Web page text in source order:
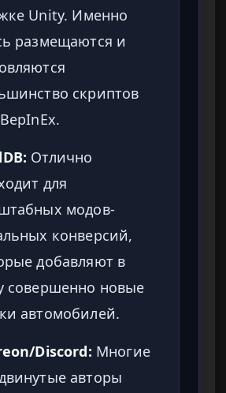
Unity. Именно
размещаются и
скриптов
Отлично
для
модов-
конверсий,
добавляют в
совершенно новые
автомобилей.
Discord: Многие
авторы